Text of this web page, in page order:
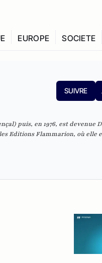
EUROPE SOCIETE
SUIVRE
puis, en 1976, est devenue
Editions Flammarion, où elle